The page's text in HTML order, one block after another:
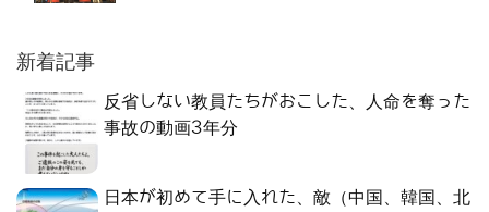
新着記事
反省しない教員たちがおこした、人命を奪った
事故の動画3年分
日本が初めて手に入れた、敵（中国、韓国、北